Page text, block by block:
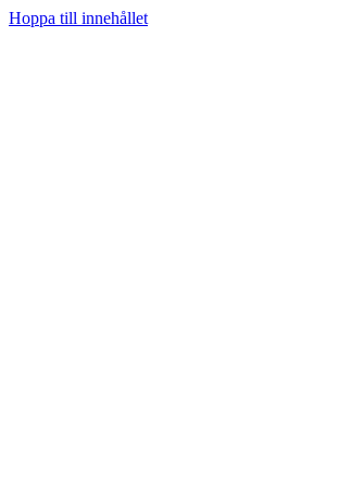
Hoppa till innehållet